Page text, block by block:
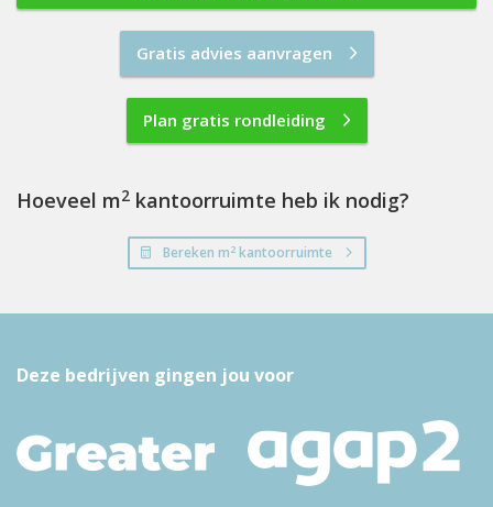
Gratis advies aanvragen
Plan gratis rondleiding
Hoeveel m2 kantoorruimte heb ik nodig?
Bereken m2kantoorruimte
Deze bedrijven gingen jou voor